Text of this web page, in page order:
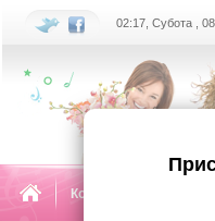
02:17, Субота ,
Команда